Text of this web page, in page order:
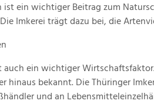
ist ein wichtiger Beitrag zum
Imkerei trägt dazu bei, die
auch ein wichtiger
hinaus bekannt. Die Thüringer
und an